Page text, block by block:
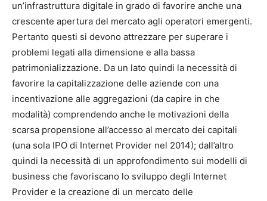
un’infrastruttura digitale in grado di favorire anche una
crescente apertura del mercato agli operatori emergenti.
Pertanto questi si devono attrezzare per superare i
problemi legati alla dimensione e alla bassa
patrimonializzazione. Da un lato quindi la necessità di
favorire la capitalizzazione delle aziende con una
incentivazione alle aggregazioni (da capire in che
modalità) comprendendo anche le motivazioni della
scarsa propensione all’accesso al mercato dei capitali
(una sola IPO di Internet Provider nel 2014); dall’altro
quindi la necessità di un approfondimento sui modelli di
business che favoriscano lo sviluppo degli Internet
Provider e la creazione di un mercato delle